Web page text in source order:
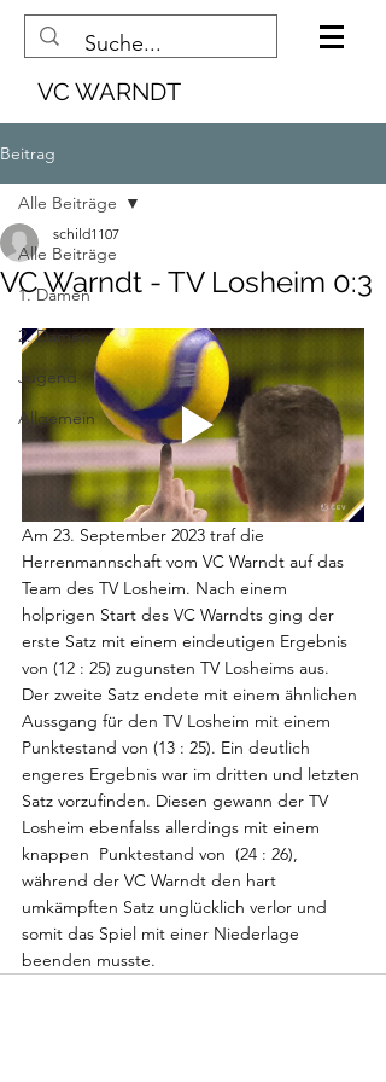
VC WARNDT
Beitrag
Alle Beiträge
1. Damen
2. Damen
Jugend
Allgemein
Alle Beiträge
VC Warndt - TV Losheim 0:3
schild1107
Am 23. September 2023 traf die
Herrenmannschaft vom VC Warndt auf das
Team des TV Losheim. Nach einem
holprigen Start des VC Warndts ging der
erste Satz mit einem eindeutigen Ergebnis
von (12 : 25) zugunsten TV Losheims aus.
Der zweite Satz endete mit einem ähnlichen
Aussgang für den TV Losheim mit einem
Punktestand von (13 : 25). Ein deutlich
engeres Ergebnis war im dritten und letzten
Satz vorzufinden. Diesen gewann der TV
Losheim ebenfalss allerdings mit einem
knappen  Punktestand von  (24 : 26),
während der VC Warndt den hart
umkämpften Satz unglücklich verlor und
somit das Spiel mit einer Niederlage
beenden musste.